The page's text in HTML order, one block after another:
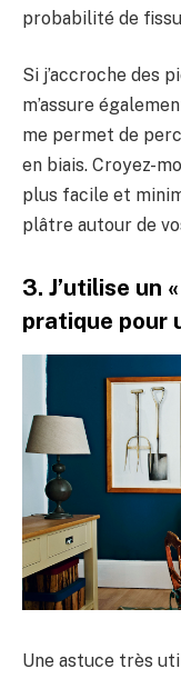
probabilité de
Si j’accroche des
m’assure
me permet de
en biais. Croyez-
plus facile et
plâtre autour de
3. J’utilise un
pratique pour
Une astuce très